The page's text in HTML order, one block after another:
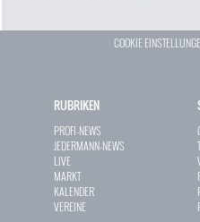
COOKIE
RUBRIKEN
PROFI-NEWS
JEDERMANN-NEWS
LIVE
MARKT
KALENDER
VEREINE